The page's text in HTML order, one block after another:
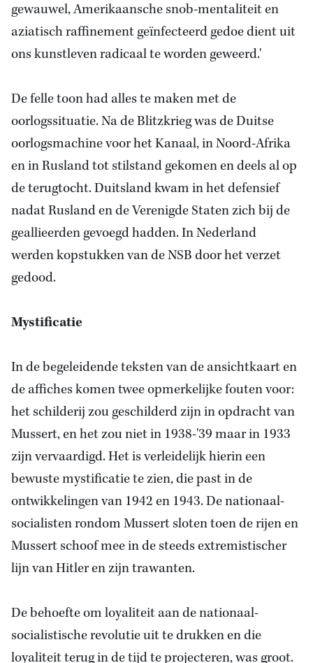
gewauwel, Amerikaansche snob-mentaliteit en
aziatisch raffinement geïnfecteerd gedoe dient uit
ons kunstleven radicaal te worden geweerd.'
De felle toon had alles te maken met de
oorlogssituatie. Na de Blitzkrieg was de Duitse
oorlogsmachine voor het Kanaal, in Noord-Afrika
en in Rusland tot stilstand gekomen en deels al op
de terugtocht. Duitsland kwam in het defensief
nadat Rusland en de Verenigde Staten zich bij de
geallieerden gevoegd hadden. InNederland
werden kopstukken van de NSB door het verzet
gedood.
Mystificatie
In de begeleidende teksten van de ansichtkaart en
de affiches komen twee opmerkelijke fouten voor:
het schilderij zou geschilderd zijn in opdracht van
Mussert, en het zou niet in 1938-'39 maar in 1933
zijn vervaardigd. Het is verleidelijk hierin een
bewuste mystificatie te zien, die past inde
ontwikkelingen van 1942en 1943. De nationaal-
socialisten rondom Mussert sloten toen de rijen en
Mussert schoof mee in de steeds extremistischer
lijn van Hitler en zijn trawanten.
De behoefte om loyaliteit aan de nationaal-
socialistische revolutie uit te drukken en die
loyaliteit terug in de tijd te projecteren, was groot.